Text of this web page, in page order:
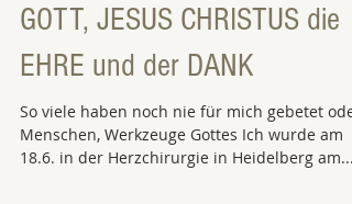
GOTT, JESUS CHRISTUS die
EHRE und der DANK
So viele haben noch nie für mich gebetet oder
Menschen, Werkzeuge Gottes Ich wurde am
18.6. in der Herzchirurgie in Heidelberg am...